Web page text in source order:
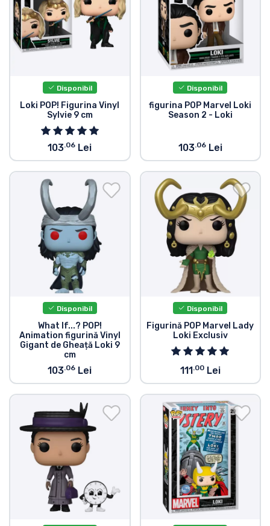
Disponibil
Loki POP! Figurina Vinyl
Sylvie 9 cm
103.06 Lei
Disponibil
figurina POP Marvel Loki
Season 2 - Loki
103.06Lei
Disponibil
What If...? POP!
Animation figurină Vinyl
Gigant de Gheață Loki 9
cm
103.06 Lei
Disponibil
Figurină POP Marvel Lady
Loki Exclusiv
111.00Lei
Tipuri de produse
Mărci